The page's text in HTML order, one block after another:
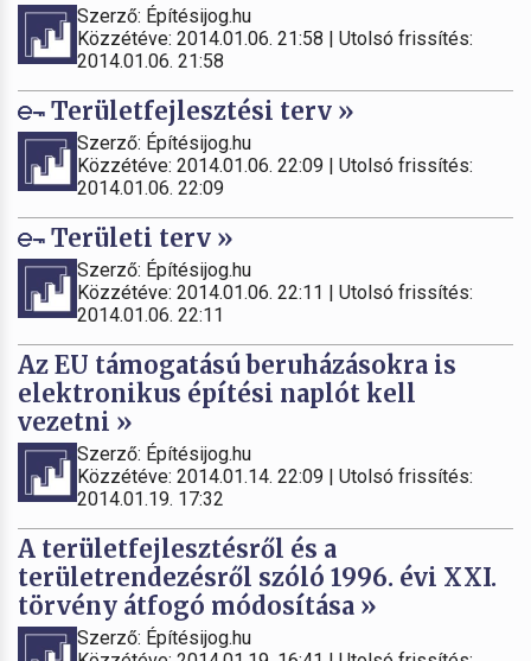
Szerző: Építésijog.hu
Közzétéve: 2014.01.06. 21:58 | Utolsó frissítés:
2014.01.06. 21:58
Területfejlesztési terv »
Szerző: Építésijog.hu
Közzétéve: 2014.01.06. 22:09 | Utolsó frissítés:
2014.01.06. 22:09
Területi terv »
Szerző: Építésijog.hu
Közzétéve: 2014.01.06. 22:11 | Utolsó frissítés:
2014.01.06. 22:11
Az EU támogatású beruházásokra is
elektronikus építési naplót kell
vezetni »
Szerző: Építésijog.hu
Közzétéve: 2014.01.14. 22:09 | Utolsó frissítés:
2014.01.19. 17:32
A területfejlesztésről és a
területrendezésről szóló 1996. évi XXI.
törvény átfogó módosítása »
Szerző: Építésijog.hu